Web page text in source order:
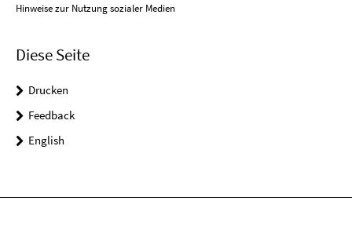
Hinweise zur Nutzung sozialer Medien
Diese Seite
Drucken
Feedback
English